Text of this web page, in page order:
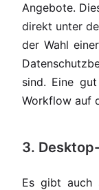
Angebote.
direkt unter
der Wahl
sind. Eine
Workflow auf
3.
Es gibt auch